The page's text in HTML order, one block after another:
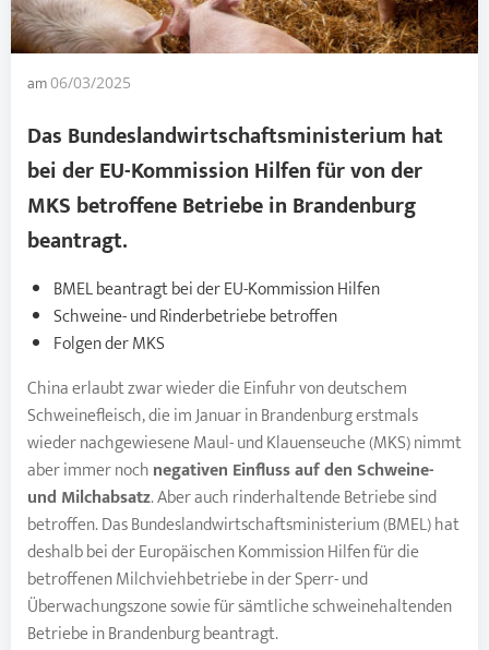
am06/03/2025
Das Bundeslandwirtschaftsministerium hat
bei der EU-Kommission Hilfen für von der
MKS betroffene Betriebe in Brandenburg
beantragt.
BMEL beantragt bei der EU-Kommission Hilfen
Schweine- und Rinderbetriebe betroffen
Folgen der MKS
China erlaubt zwar wieder die Einfuhr von deutschem
Schweinefleisch, die im Januar in Brandenburg erstmals
wieder nachgewiesene Maul- und Klauenseuche (MKS) nimmt
aber immer nochnegativen Einfluss auf den Schweine-
und Milchabsatz. Aber auch rinderhaltende Betriebe sind
betroffen. Das Bundeslandwirtschaftsministerium (BMEL) hat
deshalb bei der Europäischen Kommission Hilfen für die
betroffenen Milchviehbetriebe in der Sperr- und
Überwachungszone sowie für sämtliche schweinehaltenden
Betriebe in Brandenburg beantragt.